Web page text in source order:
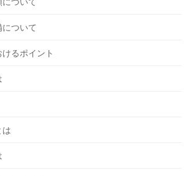
ついて
るポイント
は